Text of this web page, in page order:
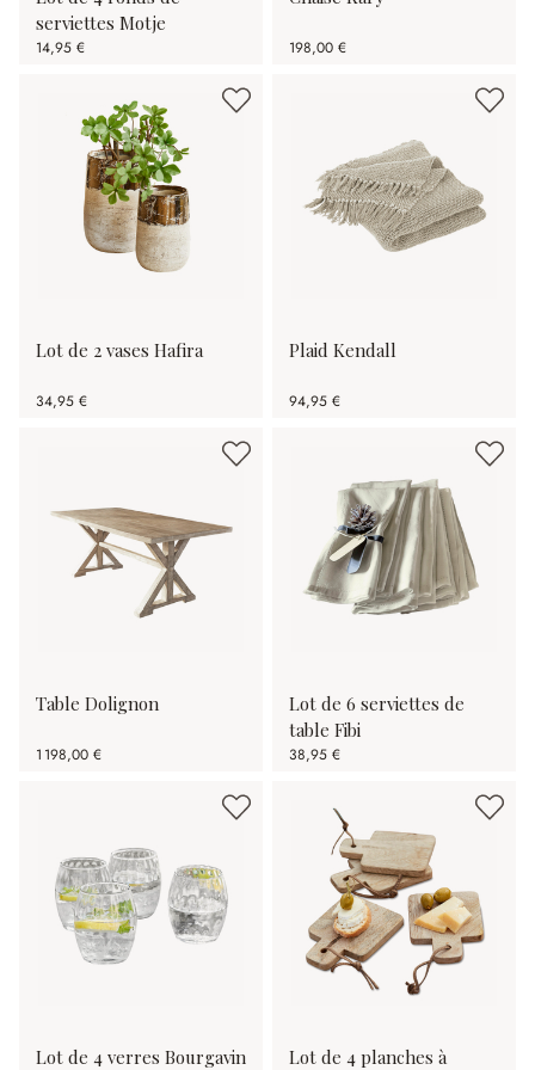
serviettes Motje
14,95 € 198,00 €
Lot de 2 vases Hafira
34,95 €
Plaid Kendall
94,95 €
Table Dolignon
1 198,00 €
Lot de 6 serviettes de
table Fibi
38,95 €
Lot de 4 verres Bourgavin Lot de 4 planches à